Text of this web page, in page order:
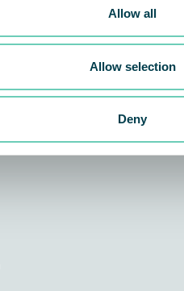
Allow all
Allow selection
Deny